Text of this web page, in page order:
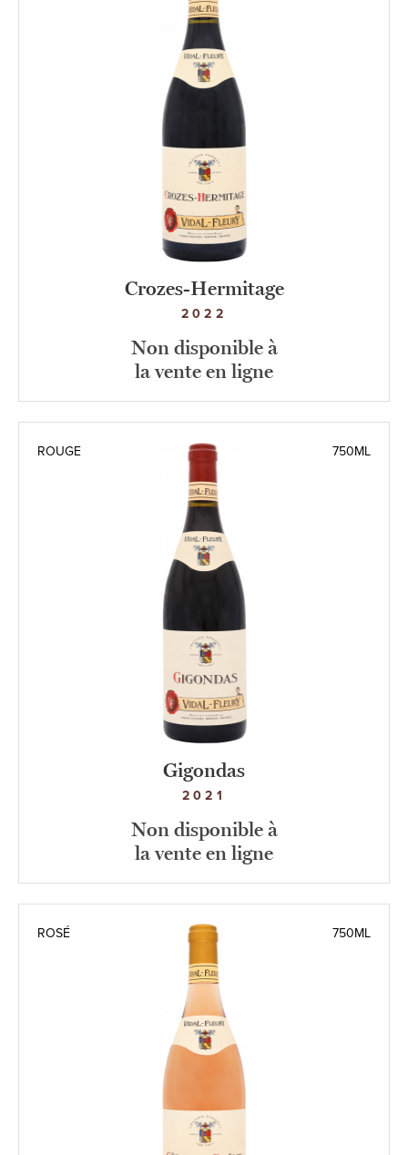
Crozes-Hermitage
2022
Non disponible à
la vente en ligne
ROUGE 750ML
Gigondas
2021
Non disponible à
la vente en ligne
ROSÉ 750ML